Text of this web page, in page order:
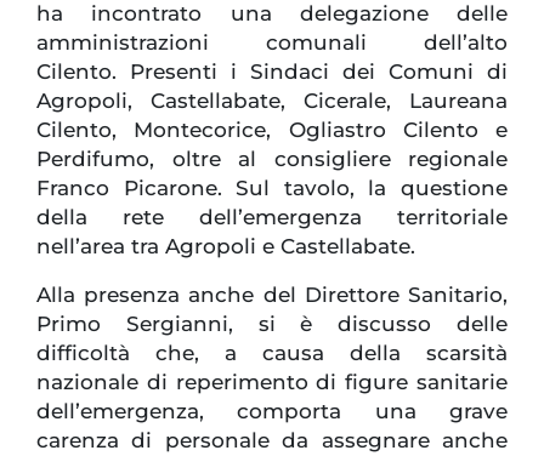
ha incontrato una delegazione delle
amministrazioni comunali dell’alto
Cilento. Presenti i Sindaci dei Comuni di
Agropoli, Castellabate, Cicerale, Laureana
Cilento, Montecorice, Ogliastro Cilento e
Perdifumo, oltre al consigliere regionale
Franco Picarone. Sul tavolo, la questione
della rete dell’emergenza territoriale
nell’area tra Agropoli e Castellabate.
Alla presenza anche del Direttore Sanitario,
Primo Sergianni, si è discusso delle
difficoltà che, a causa della scarsità
nazionale di reperimento di figure sanitarie
dell’emergenza, comporta una grave
carenza di personale da assegnare anche